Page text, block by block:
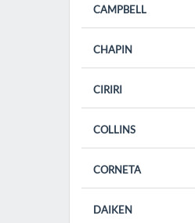
CAMPBELL
CHAPIN
CIRIRI
COLLINS
CORNETA
DAIKEN